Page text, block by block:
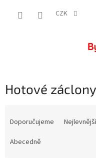
CZK
Hotové
Doporučujeme Nejlevnější
Abecedně